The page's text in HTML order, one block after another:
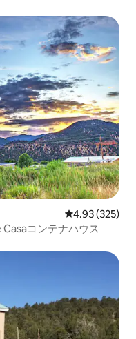
レビュー325
4.93 (325)
コンテナハウス